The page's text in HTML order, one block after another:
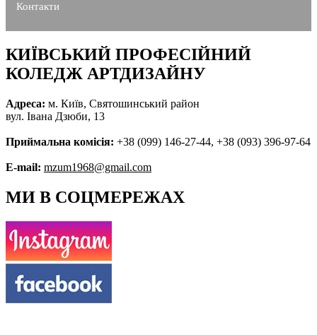
Контакти
КИЇВСЬКИЙ ПРОФЕСІЙНИЙ
КОЛЕДЖ АРТДИЗАЙНУ
Адреса: м. Київ, Святошинський район
вул. Івана Дзюби, 13
Приймальна комісія: +38 (099) 146-27-44, +38 (093) 396-97-64
E-mail: mzum1968@gmail.com
МИ В СОЦМЕРЕЖАХ